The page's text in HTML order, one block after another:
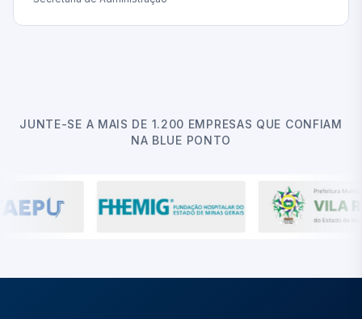
JUNTE-SE A MAIS DE 1.200 EMPRESAS QUE CONFIAM
NA BLUE PONTO